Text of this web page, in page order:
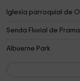
Iglesia parroquial de
Senda Fluvial de
Albuerne Park